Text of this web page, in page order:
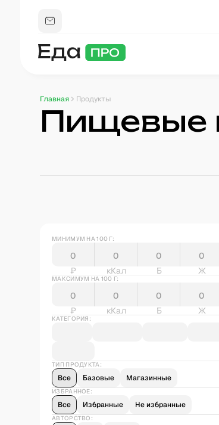
Главная Продукты
Пищевые
МИНИМУМ НА 100 Г:
₽ кКал Б Ж
МАКСИМУМ НА 100 Г:
₽ кКал Б Ж
КАТЕГОРИЯ:
ТИП ПРОДУКТА:
Все Базовые Магазинные
ИЗБРАННОЕ:
Все Избранные Не избранные
АВТОРСТВО: